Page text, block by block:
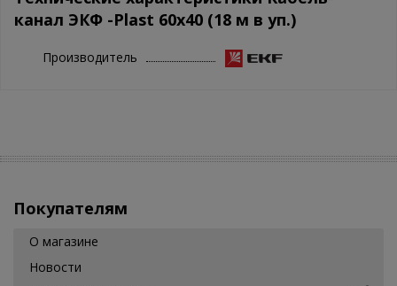
канал ЭКФ -Plast 60х40 (18 м в уп.)
Производитель
Покупателям
О магазине
Новости